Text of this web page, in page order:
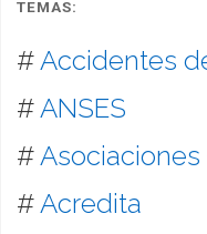
TEMAS:
#Accidentes
#ANSES
#Asociaciones
#Acredita